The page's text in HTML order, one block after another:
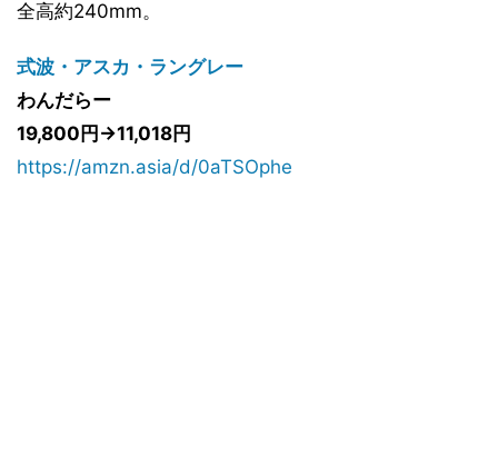
全高約240mm。
式波・アスカ・ラングレー
わんだらー
19,800円→11,018円
https://amzn.asia/d/0aTSOphe